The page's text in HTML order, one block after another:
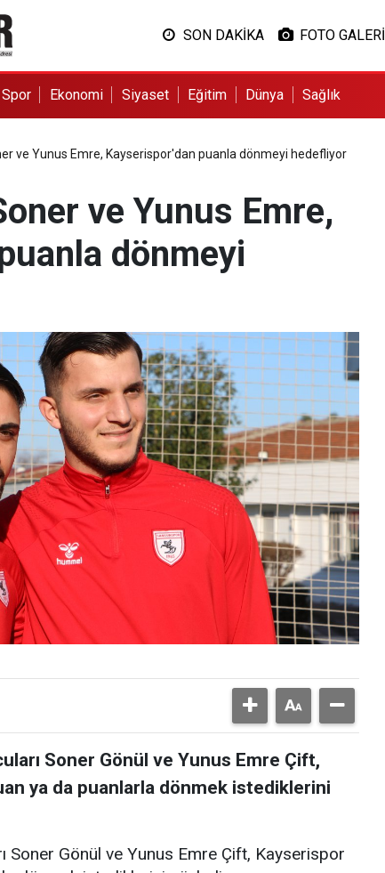
SON DAKİKA FOTO GALERİ
Spor Ekonomi Siyaset Eğitim Dünya Sağlık
ve Yunus Emre, Kayserispor'dan puanla dönmeyi hedefliyor
ve Yunus Emre,
dönmeyi
Soner Gönül ve Yunus Emre Çift,
ya da puanlarla dönmek istediklerini
Soner Gönül ve Yunus Emre Çift, Kayserispor